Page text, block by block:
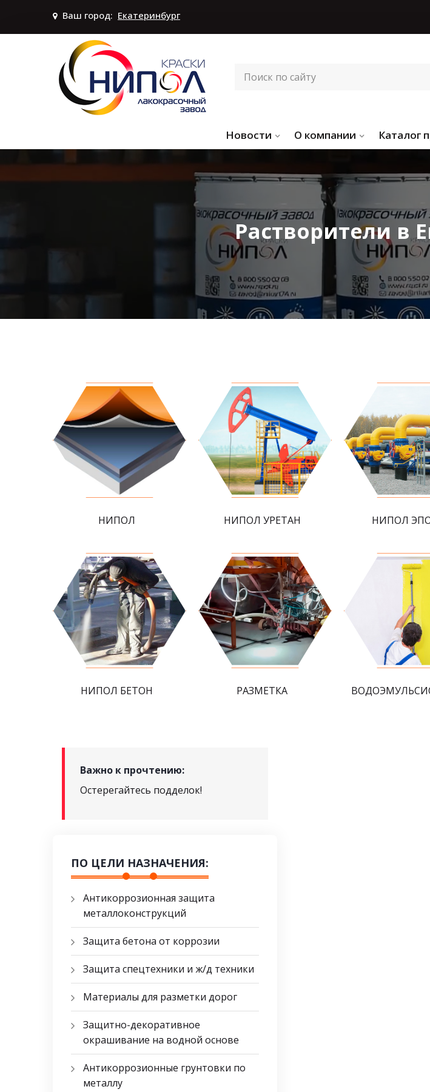
Ваш город: Екатеринбург
Новости О компании Каталог
Растворители в
НИПОЛ НИПОЛ УРЕТАН НИПОЛ
НИПОЛ БЕТОН РАЗМЕТКА
Важно к прочтению:
Остерегайтесь подделок!
ПО ЦЕЛИ НАЗНАЧЕНИЯ:
Антикоррозионная защита
металлоконструкций
Защита бетона от коррозии
Защита спецтехники и ж/д техники
Материалы для разметки дорог
Защитно-декоративное
окрашивание на водной основе
Антикоррозионные грунтовки по
металлу